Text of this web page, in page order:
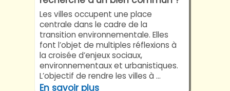
Les villes occupent une place
centrale dans le cadre de la
transition environnementale. Elles
font l’objet de multiples réflexions à
la croisée d’enjeux sociaux,
environnementaux et urbanistiques.
L’objectif de rendre les villes à ...
En savoir plus